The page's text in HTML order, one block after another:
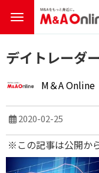
デイトレーダ
M＆A Online
2020-02-25
※この記事は公開か